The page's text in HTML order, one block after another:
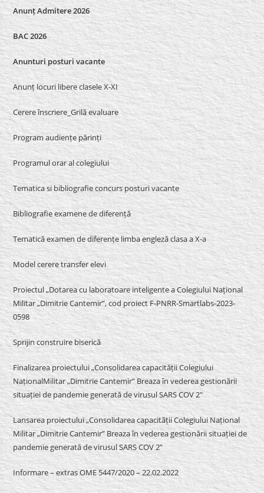
Anunț Admitere 2026
BAC 2026
Anunturi posturi vacante
Anunț locuri libere clasele X-XI
Cerere înscriere_Grilă evaluare
Program audiențe părinți
Programul orar al colegiului
Tematica si bibliografie concurs posturi vacante
Bibliografie examene de diferență
Tematică examen de diferențe limba engleză clasa a X-a
Model cerere transfer elevi
Proiectul „Dotarea cu laboratoare inteligente a Colegiului Național
Militar „Dimitrie Cantemir”, cod proiect F-PNRR-Smartlabs-2023-
0598
Sprijin construire biserică
Finalizarea proiectului „Consolidarea capacității Colegiului
NaționalMilitar „Dimitrie Cantemir” Breaza în vederea gestionării
situației de pandemie generată de virusul SARS COV 2″
Lansarea proiectului „Consolidarea capacității Colegiului Național
Militar „Dimitrie Cantemir” Breaza în vederea gestionării situației de
pandemie generată de virusul SARS COV 2”
Informare – extras OME 5447/2020 – 22.02.2022